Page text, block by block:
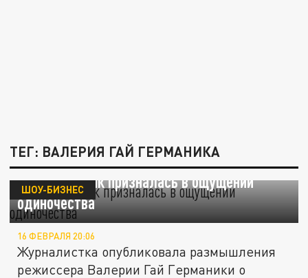
ТЕГ: ВАЛЕРИЯ ГАЙ ГЕРМАНИКА
Ксения Собчак призналась в ощущении
одиночества
ШОУ-БИЗНЕС
16 ФЕВРАЛЯ 20:06
Журналистка опубликовала размышления
режиссера Валерии Гай Германики о